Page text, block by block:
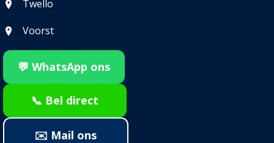
Twello
Voorst
💬 WhatsApp ons
📞 Bel direct
✉️ Mail ons